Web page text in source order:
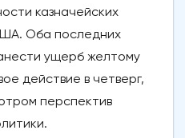
казначейских
Оба последних
ущерб желтому
действие в четверг,
перспектив